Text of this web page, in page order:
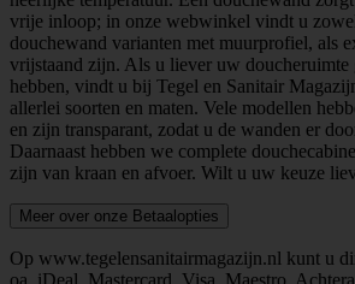
vrije inloop; in onze webwinkel vindt u
douchewand varianten met muurprofiel, als
vrijstaand zijn. Als u liever uw doucheruimte
hebben, vindt u bij Tegel en Sanitair
allerlei soorten en maten. Vele modellen
en zijn transparant, zodat u de wanden er
Daarnaast hebben we complete
zijn van kraan en afvoer. Wilt u uw keuze
Meer over onze Betaalopties
Op www.tegelensanitairmagazijn.nl kunt u
oa. iDeal, Mastercard, Visa, Maestro,